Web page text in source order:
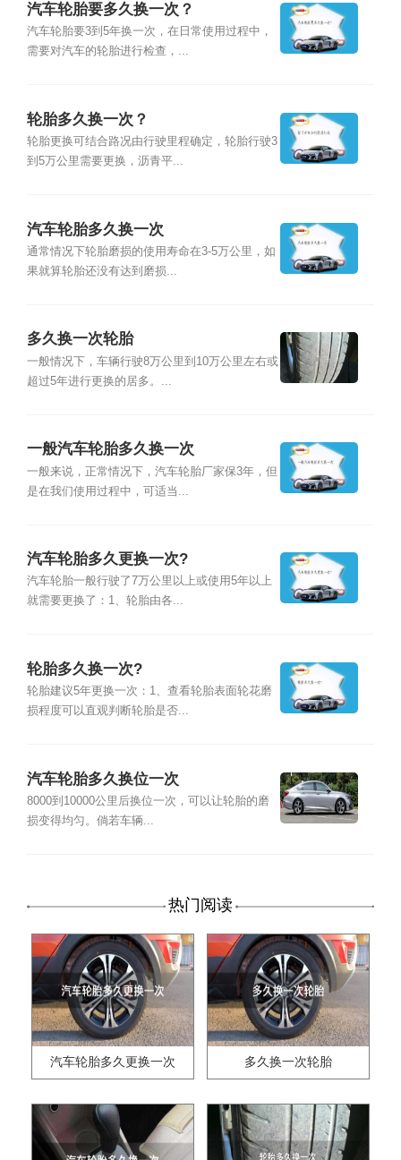
汽车轮胎要多久换一次？
汽车轮胎要3到5年换一次，在日常使用过程中，
需要对汽车的轮胎进行检查，...
轮胎多久换一次？
轮胎更换可结合路况由行驶里程确定，轮胎行驶3
到5万公里需要更换，沥青平...
汽车轮胎多久换一次
通常情况下轮胎磨损的使用寿命在3-5万公里，如
果就算轮胎还没有达到磨损...
多久换一次轮胎
一般情况下，车辆行驶8万公里到10万公里左右或
超过5年进行更换的居多。...
一般汽车轮胎多久换一次
一般来说，正常情况下，汽车轮胎厂家保3年，但
是在我们使用过程中，可适当...
汽车轮胎多久更换一次?
汽车轮胎一般行驶了7万公里以上或使用5年以上
就需要更换了：1、轮胎由各...
轮胎多久换一次?
轮胎建议5年更换一次：1、查看轮胎表面轮花磨
损程度可以直观判断轮胎是否...
汽车轮胎多久换位一次
8000到10000公里后换位一次，可以让轮胎的磨
损变得均匀。倘若车辆...
热门阅读
汽车轮胎多久更换一次 多久换一次轮胎